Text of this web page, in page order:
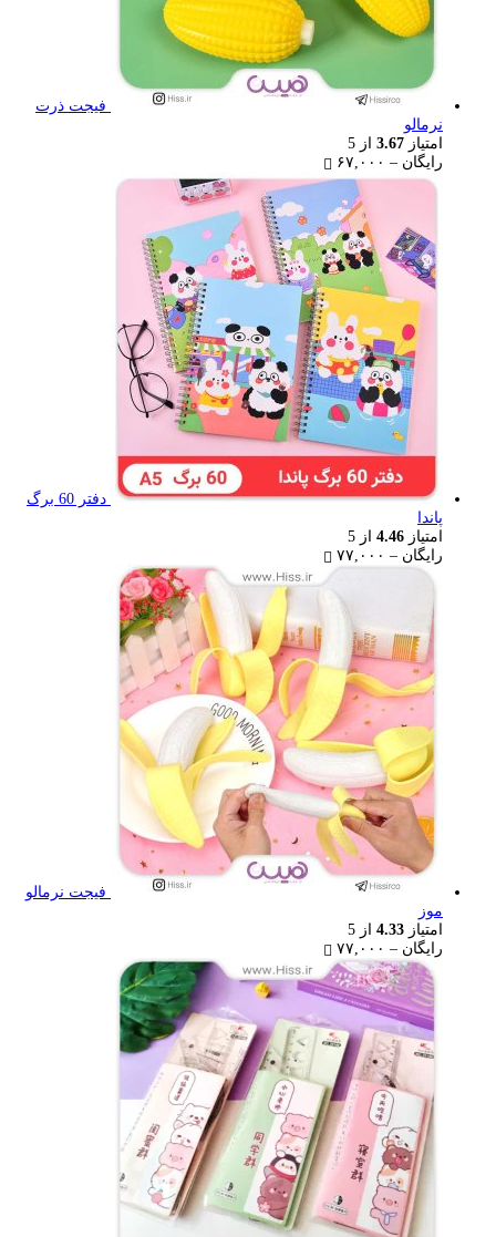
فیجت ذرت
نرمالو
امتیاز 3.67 از 5
رایگان – ۶۷,۰۰۰
range:
through
۶۷,۰۰۰ تومان
دفتر 60 برگ
پاندا
امتیاز 4.46 از 5
رایگان – ۷۷,۰۰۰
range:
رایگان
۷۷,۰۰۰ تومان
فیجت نرمالو
موز
امتیاز 4.33 از 5
رایگان – ۷۷,۰۰۰
range:
رایگان
through
۷۷,۰۰۰ تومان